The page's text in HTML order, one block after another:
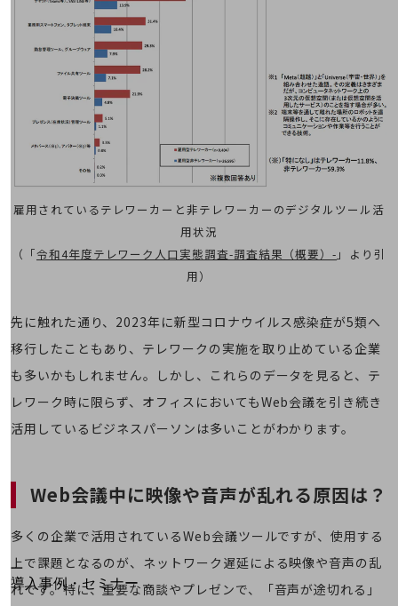
通信モジュール製品
衛星携帯電話
IOT完了済みメーカーブランド製品
料金TOP
ドコモBiz データ無制限 ドコモ MAX ドコモ mini ドコモBiz かけ放題
ケータイプラン
5Gデータプラス
データプラス
home5Gプラン
モバイルサービス
端末の一元管理
セキュリティ
別ウィンドウで開きます
サービスをご利用中のお客さま
導入事例・セミナー
雇用されているテレワーカーと非テレワーカーのデジタルツール活
用状況
（「令和4年度テレワーク人口実態調査-調査結果（概要）- 」より引
用）
先に触れた通り、2023年に新型コロナウイルス感染症が5類へ
移行したこともあり、テレワークの実施を取り止めている企業
も多いかもしれません。しかし、これらのデータを見ると、テ
レワーク時に限らず、オフィスにおいてもWeb会議を引き続き
活用しているビジネスパーソンは多いことがわかります。
Web会議中に映像や音声が乱れる原因は？
多くの企業で活用されているWeb会議ツールですが、使用する
上で課題となるのが、ネットワーク遅延による映像や音声の乱
れです。特に、重要な商談やプレゼンで、「音声が途切れる」